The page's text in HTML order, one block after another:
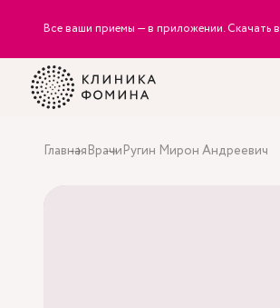
Все ваши приемы — в приложении. Скачать в
ГлавнаяВрачиРугин Мирон Андреевич